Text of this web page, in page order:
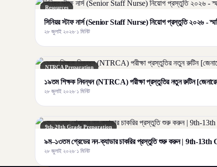
Resources
সিনিয়র স্টাফ নার্স (Senior Staff Nurse) নিয়োগ প্রস্তুতি ২০২৬ - স্মার্ট
২৮ জুলাই ২০২৬·১ মিনিট
NTRCA Preparation
১৯তম শিক্ষক নিবন্ধন (NTRCA) পরীক্ষা প্রস্তুতির নতুন রুটিন
২৮ জুলাই ২০২৬·১ মিনিট
9th-20th Grade Preparation
৯ম–১৩তম গ্রেডের নন-ক্যাডার চাকরির প্রস্তুতি শুরু করুন | 9th-
২৮ জুলাই ২০২৬·১ মিনিট